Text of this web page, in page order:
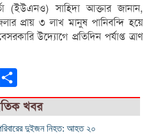
(ইউএনও) সাহিদা আক্তার জানান,
প্রায় ৩ লাখ মানুষ পানিবন্দি হয়ে
উদ্যোগে প্রতিদিন পর্যাপ্ত ত্রাণ
খবর
দুইজন নিহত: আহত ২০